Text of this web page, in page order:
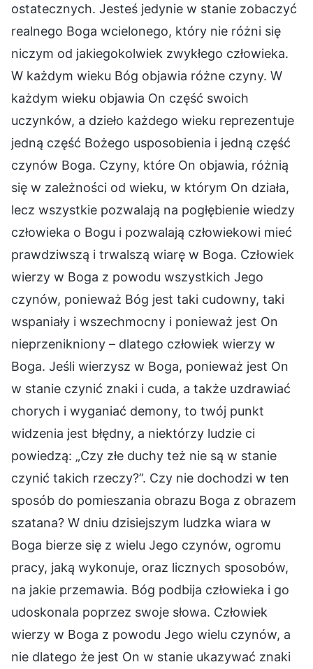
ostatecznych. Jesteś jedynie w stanie zobaczyć
realnego Boga wcielonego, który nie różni się
niczym od jakiegokolwiek zwykłego człowieka.
W każdym wieku Bóg objawia różne czyny. W
każdym wieku objawia On część swoich
uczynków, a dzieło każdego wieku reprezentuje
jedną część Bożego usposobienia i jedną część
czynów Boga. Czyny, które On objawia, różnią
się w zależności od wieku, w którym On działa,
lecz wszystkie pozwalają na pogłębienie wiedzy
człowieka o Bogu i pozwalają człowiekowi mieć
prawdziwszą i trwalszą wiarę w Boga. Człowiek
wierzy w Boga z powodu wszystkich Jego
czynów, ponieważ Bóg jest taki cudowny, taki
wspaniały i wszechmocny i ponieważ jest On
nieprzenikniony – dlatego człowiek wierzy w
Boga. Jeśli wierzysz w Boga, ponieważ jest On
w stanie czynić znaki i cuda, a także uzdrawiać
chorych i wyganiać demony, to twój punkt
widzenia jest błędny, a niektórzy ludzie ci
powiedzą: „Czy złe duchy też nie są w stanie
czynić takich rzeczy?”. Czy nie dochodzi w ten
sposób do pomieszania obrazu Boga z obrazem
szatana? W dniu dzisiejszym ludzka wiara w
Boga bierze się z wielu Jego czynów, ogromu
pracy, jaką wykonuje, oraz licznych sposobów,
na jakie przemawia. Bóg podbija człowieka i go
udoskonala poprzez swoje słowa. Człowiek
wierzy w Boga z powodu Jego wielu czynów, a
nie dlatego że jest On w stanie ukazywać znaki